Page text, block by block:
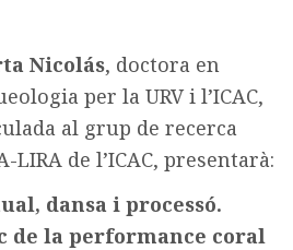
Nicolás, doctora en
per la URV i l’ICAC,
al grup de recerca
LIRA de l’ICAC, presentarà:
dansa i processó.
de la performance coral